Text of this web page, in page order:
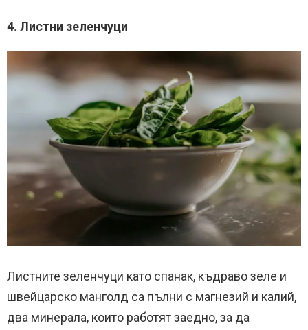
4. Листни зеленчуци
Листните зеленчуци като спанак, къдраво зеле и
швейцарско манголд са пълни с магнезий и калий,
два минерала, които работят заедно, за да